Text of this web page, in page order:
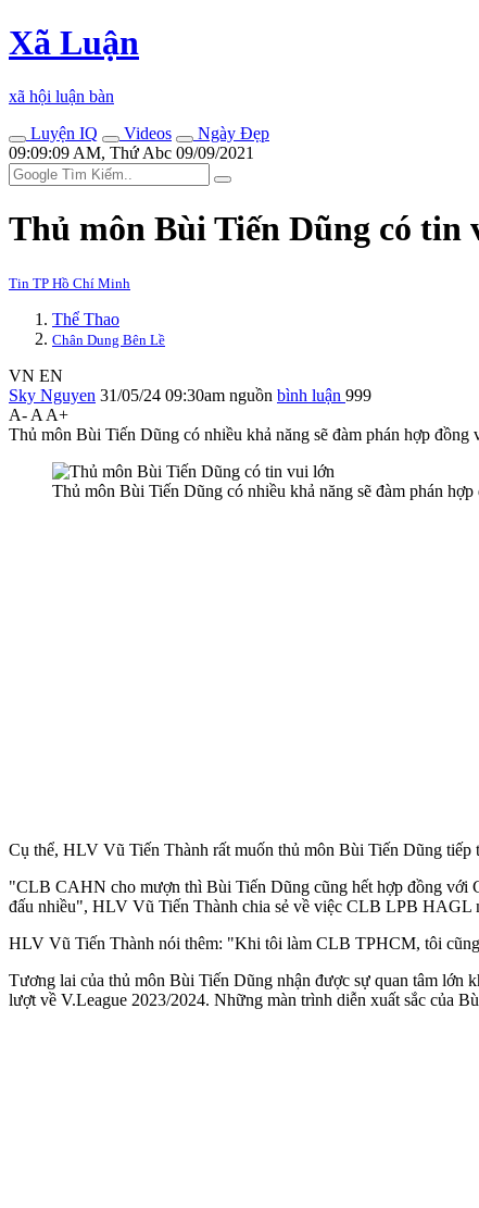
Xã Luận
xã hội luận bàn
Luyện IQ
Videos
Ngày Đẹp
09:09:09 AM, Thứ Abc 09/09/2021
Thủ môn Bùi Tiến Dũng có tin
Tin TP Hồ Chí Minh
Thể Thao
Chân Dung Bên Lề
VN EN
Sky Nguyen 31/05/24 09:30am nguồn bình luận 999
A- A A+
Thủ môn Bùi Tiến Dũng có nhiều khả năng sẽ đàm phán hợp
Thủ môn Bùi Tiến Dũng có nhiều khả năng sẽ đàm phán
Cụ thể, HLV Vũ Tiến Thành rất muốn thủ môn Bùi Tiến Dũng
"CLB CAHN cho mượn thì Bùi Tiến Dũng cũng hết hợp đồng với
đấu nhiều", HLV Vũ Tiến Thành chia sẻ về việc CLB LPB HAGL
HLV Vũ Tiến Thành nói thêm: "Khi tôi làm CLB TPHCM, tôi
Tương lai của thủ môn Bùi Tiến Dũng nhận được sự quan tâm
lượt về V.League 2023/2024. Những màn trình diễn xuất sắc của